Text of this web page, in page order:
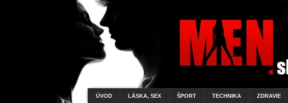
ÚVOD LÁSKA, SEX ŠPORT TECHNIKA ZDRAVIE